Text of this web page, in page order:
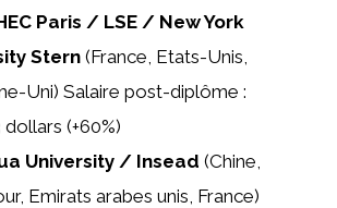
Paris / LSE / New York
Stern(France, Etats-Unis,
Uni) Salaire post-diplôme :
dollars (+60%)
University / Insead (Chine,
Emirats arabes unis, France)